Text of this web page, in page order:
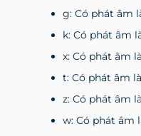
g: Có phát âm
k: Có phát âm
x: Có phát âm
t: Có phát âm là
z: Có phát âm
w: Có phát âm